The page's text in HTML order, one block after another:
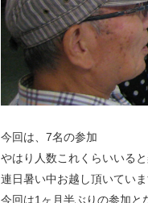
今回は、7名の参加
やはり人数これくらいいる
連日暑い中お越し頂いてい
今回は1ヶ月半ぶりの参加と